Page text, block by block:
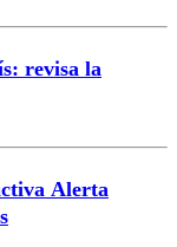
revisa la
Alerta